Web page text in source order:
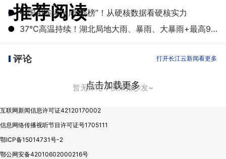
推荐阅读
● 中国AI连续14周“霸榜”！从硬核数据看硬核实力
●
37℃高温持续！湖北局地大雨、暴雨、大暴雨+最高9级雷暴大风
评论 打开长江云新闻看更多
暂无评论，快来抢沙发~
点击加载更多
互联网新闻信息许可证42120170002
信息网络传播视听节目许可证号1705111
鄂ICP备15014731号-2
鄂公网安备42010602000216号